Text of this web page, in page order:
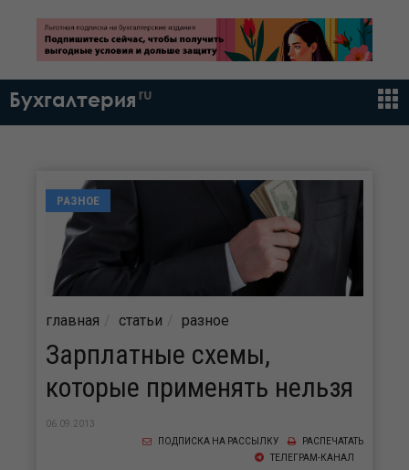
Бухгалтерия ru
РАЗНОЕ
главная статьи разное
Зарплатные схемы,
которые применять нельзя
06.09.2013
РАСПЕЧАТАТЬ
ПОДПИСКА НА РАССЫЛКУ
ТЕЛЕГРАМ-КАНАЛ